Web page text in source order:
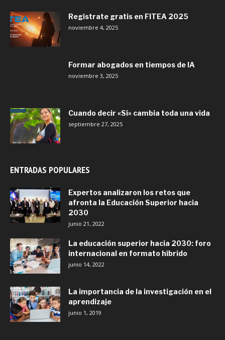
Regístrate gratis en FITEA 2025
noviembre 4, 2025
Formar abogados en tiempos de IA
noviembre 3, 2025
Cuando decir «Sí» cambia toda una vida
septiembre 27, 2025
ENTRADAS POPULARES
Expertos analizaron los retos que
afronta la Educación Superior hacia
2030
junio 21, 2022
La educación superior hacia 2030: foro
internacional en formato híbrido
junio 14, 2022
La importancia de la investigación en el
aprendizaje
junio 1, 2019